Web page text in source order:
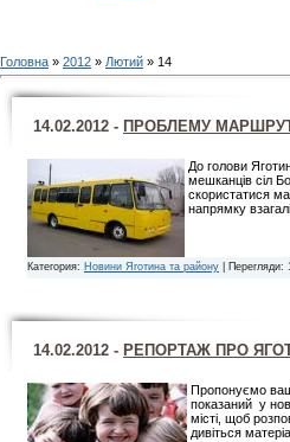
Головна » 2012 » Лютий » 14
14.02.2012 - ПРОБЛЕМУ
До голови
мешканців сіл
скористатися
напрямку
Категория: Новини Яготина та району | Перегляди:
14.02.2012 - РЕПОРТАЖ ПРО
Пропонуємо
показаний у
місті, щоб
дивіться